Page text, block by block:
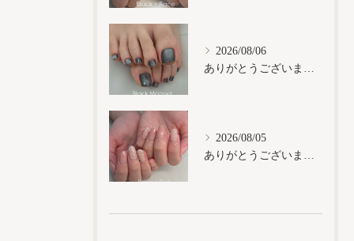
2026/08/06
2026/08/05